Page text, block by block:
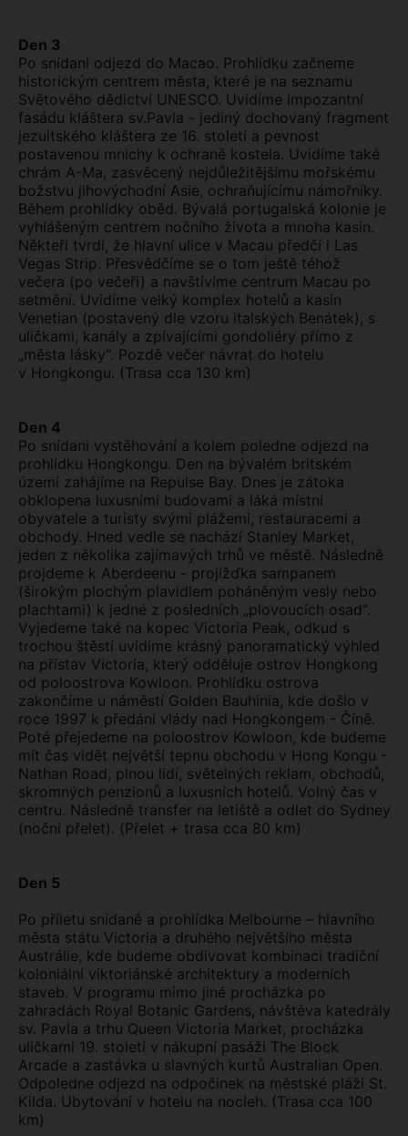
Den 3
Po snídani odjezd do Macao. Prohlídku začneme
historickým centrem města, které je na seznamu
Světového dědictví UNESCO. Uvidíme impozantní
fasádu kláštera sv.Pavla - jediný dochovaný fragment
jezuitského kláštera ze 16. století a pevnost
postavenou mnichy k ochraně kostela. Uvidíme také
chrám A-Ma, zasvěcený nejdůležitějšímu mořskému
božstvu jihovýchodní Asie, ochraňujícímu námořníky.
Během prohlídky oběd. Bývalá portugalská kolonie je
vyhlášeným centrem nočního života a mnoha kasin.
Někteří tvrdí, že hlavní ulice v Macau předčí i Las
Vegas Strip. Přesvědčíme se o tom ještě téhož
večera (po večeři) a navštívíme centrum Macau po
setmění. Uvidíme velký komplex hotelů a kasin
Venetian (postavený dle vzoru italských Benátek), s
uličkami, kanály a zpívajícími gondoliéry přímo z
„města lásky“. Pozdě večer návrat do hotelu
v Hongkongu. (Trasa cca 130 km)
Den 4
Po snídani vystěhování a kolem poledne odjezd na
prohlídku Hongkongu. Den na bývalém britském
území zahájíme na Repulse Bay. Dnes je zátoka
obklopena luxusními budovami a láká místní
obyvatele a turisty svými plážemi, restauracemi a
obchody. Hned vedle se nachází Stanley Market,
jeden z několika zajímavých trhů ve městě. Následně
projdeme k Aberdeenu - projížďka sampanem
(širokým plochým plavidlem poháněným vesly nebo
plachtami) k jedné z posledních „plovoucích osad“.
Vyjedeme také na kopec Victoria Peak, odkud s
trochou štěstí uvidíme krásný panoramatický výhled
na přístav Victoria, který odděluje ostrov Hongkong
od poloostrova Kowloon. Prohlídku ostrova
zakončíme u náměstí Golden Bauhinia, kde došlo v
roce 1997 k předání vlády nad Hongkongem - Číně.
Poté přejedeme na poloostrov Kowloon, kde budeme
mít čas vidět největší tepnu obchodu v Hong Kongu -
Nathan Road, plnou lidí, světelných reklam, obchodů,
skromných ​​penzionů a luxusních hotelů. Volný čas v
centru. Následně transfer na letiště a odlet do Sydney
(noční přelet). (Přelet + trasa cca 80 km)
Den 5
Po příletu snídaně a prohlídka Melbourne – hlavního
města státu Victoria a druhého největšího města
Austrálie, kde budeme obdivovat kombinaci tradiční
koloniální viktoriánské architektury a moderních
staveb. V programu mimo jiné procházka po
zahradách Royal Botanic Gardens, návštěva katedrály
sv. Pavla a trhu Queen Victoria Market, procházka
uličkami 19. století v nákupní pasáži The Block
Arcade a zastávka u slavných kurtů Australian Open.
Odpoledne odjezd na odpočinek na městské pláži St.
Kilda. Ubytování v hotelu na nocleh. (Trasa cca 100
km)